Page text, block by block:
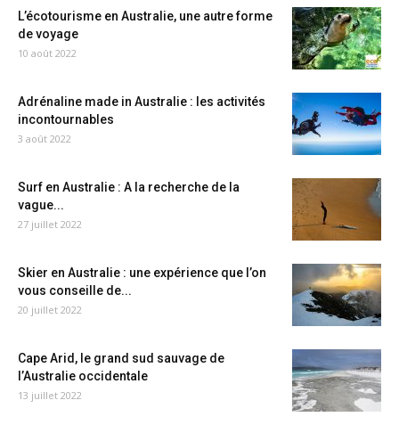
L’écotourisme en Australie, une autre forme
de voyage
10 août 2022
Adrénaline made in Australie : les activités
incontournables
3 août 2022
Surf en Australie : A la recherche de la
vague...
27 juillet 2022
Skier en Australie : une expérience que l’on
vous conseille de...
20 juillet 2022
Cape Arid, le grand sud sauvage de
l’Australie occidentale
13 juillet 2022